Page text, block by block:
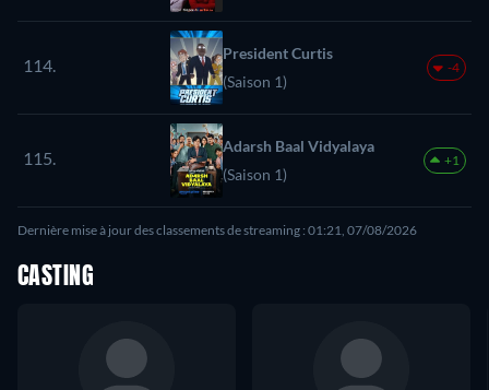
114.
President Curtis
(Saison 1)
-4
115.
Adarsh Baal Vidyalaya
(Saison 1)
+1
Dernière mise à jour des classements de streaming : 01:21, 07/08/2026
CASTING